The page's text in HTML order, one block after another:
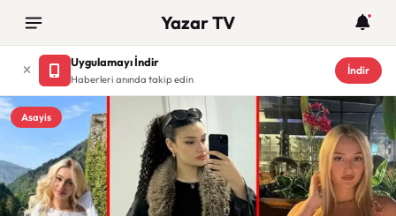
Yazar TV
Uygulamayı İndir
Haberleri anında takip edin
İndir
Asayis